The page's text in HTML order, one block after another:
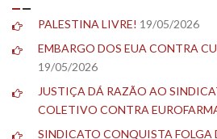
PALESTINA LIVRE! 19/05/2026
EMBARGO DOS EUA CONTRA
19/05/2026
JUSTIÇA DÁ RAZÃO AO
COLETIVO CONTRA
SINDICATO CONQUISTA FOLGA